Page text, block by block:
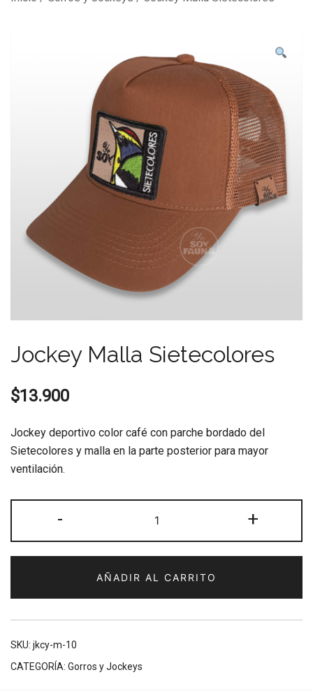
Jockey Malla Sietecolores
$13.900
Jockey deportivo color café con parche bordado del
Sietecolores y malla en la parte posterior para mayor
ventilación.
-
Malla
Sietecolores
+
AÑADIR AL CARRITO
SKU: jkcy-m-10
CATEGORÍA: Gorros y Jockeys